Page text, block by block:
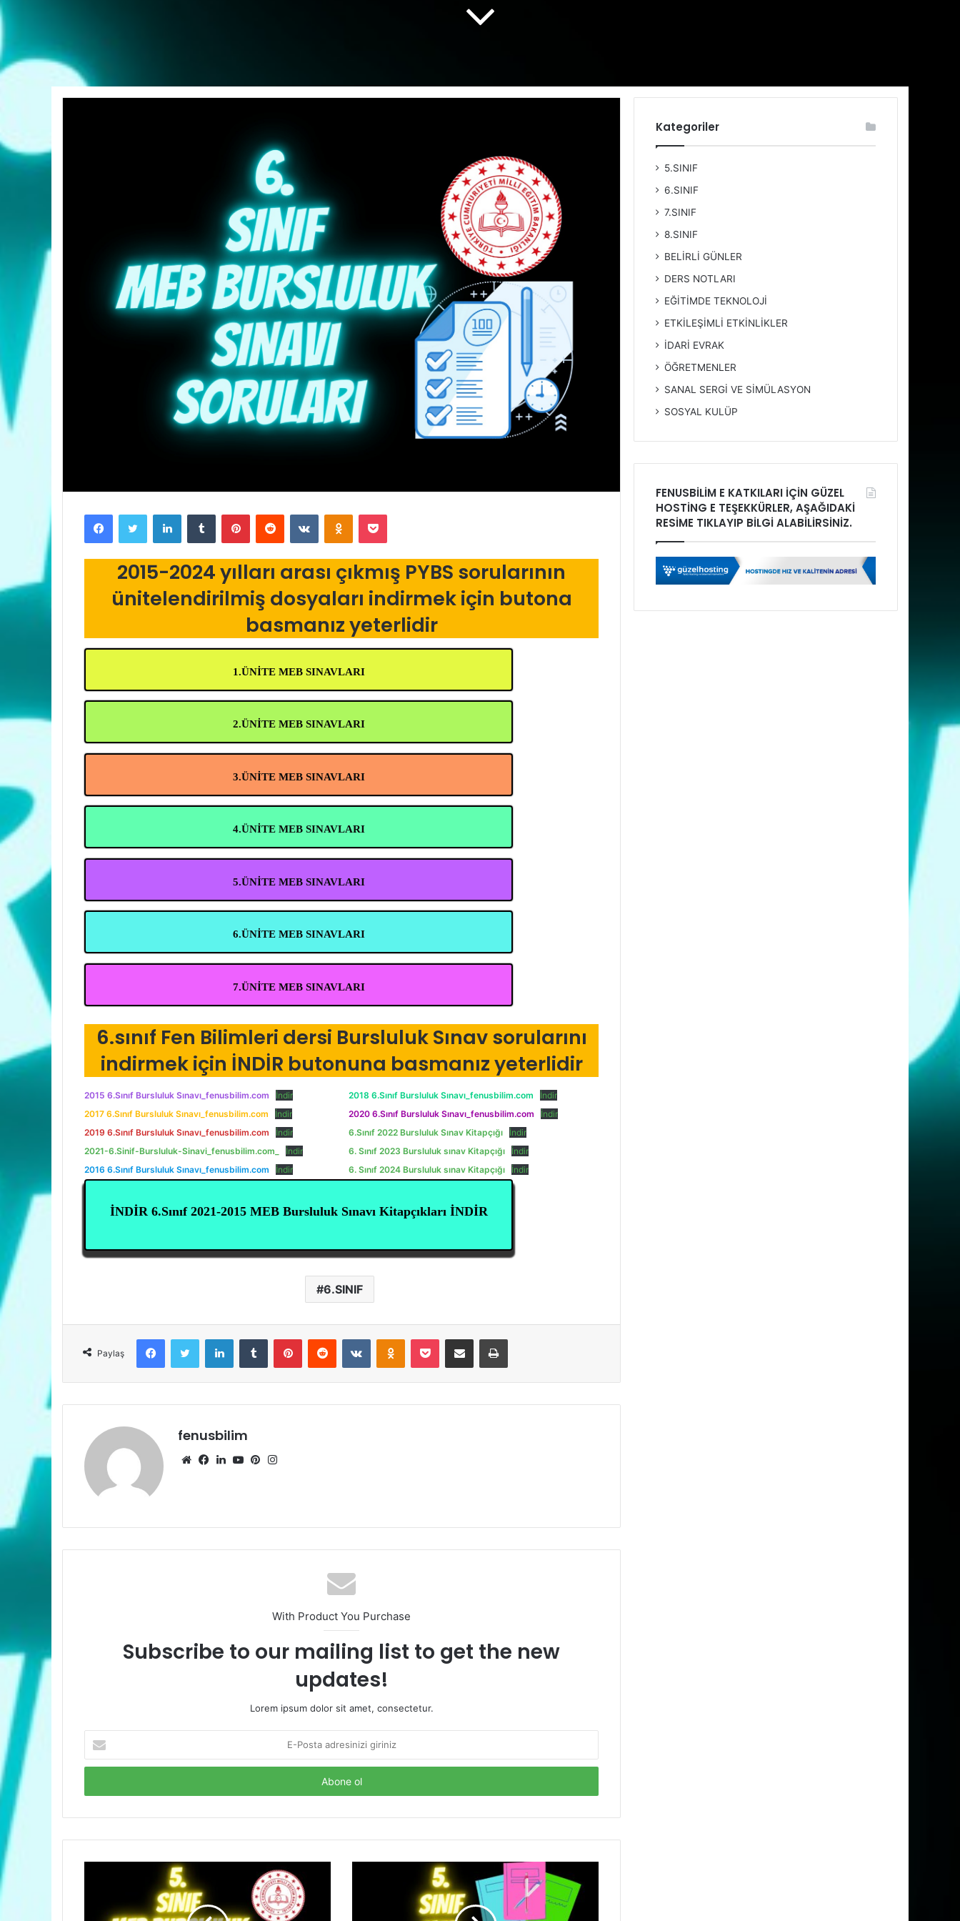
FacebookTwitter LinkedInTumblr PinterestReddit VKontakteOdnoklassniki
Pocket
2015-2024 yılları arası çıkmış PYBS sorularının
ünitelendirilmiş dosyaları indirmek için butona
basmanız yeterlidir
1.ÜNİTE MEB SINAVLARI
2.ÜNİTE MEB SINAVLARI
3.ÜNİTE MEB SINAVLARI
4.ÜNİTE MEB SINAVLARI
5.ÜNİTE MEB SINAVLARI
6.ÜNİTE MEB SINAVLARI
7.ÜNİTE MEB SINAVLARI
6.sınıf Fen Bilimleri dersi Bursluluk Sınav sorularını
indirmek için İNDİR butonuna basmanız yeterlidir
2015 6.Sınıf Bursluluk Sınavı_fenusbilim.com
İndir
2017 6.Sınıf Bursluluk Sınavı_fenusbilim.com
İndir
2019 6.Sınıf Bursluluk Sınavı_fenusbilim.com
İndir
2021-6.Sinif-Bursluluk-Sinavi_fenusbilim.com_
İndir
2016 6.Sınıf Bursluluk Sınavı_fenusbilim.com
İndir
2018 6.Sınıf Bursluluk Sınavı_fenusbilim.com
İndir
2020 6.Sınıf Bursluluk Sınavı_fenusbilim.com
İndir
6.Sınıf 2022 Bursluluk Sınav Kitapçığı
İndir
6. Sınıf 2023 Bursluluk sınav Kitapçığı
İndir
6. Sınıf 2024 Bursluluk sınav Kitapçığı
İndir
İNDİR 6.Sınıf 2021-2015 MEB Bursluluk Sınavı Kitapçıkları İNDİR
6.SINIF
Paylaş
FacebookTwitter LinkedInTumblr PinterestReddit VKontakteOdnoklassniki
Pocket E-Posta ile paylaş Yazdır
fenusbilim
Web Facebook
LinkedIn
YouTubePinterest
With Product You Purchase
Subscribe to our mailing list to get the new
updates!
Lorem ipsum dolor sit amet, consectetur.
Posta
adresinizi
Kategoriler
5.SINIF
6.SINIF
7.SINIF
8.SINIF
BELİRLİ GÜNLER
DERS NOTLARI
EĞİTİMDE TEKNOLOJİ
ETKİLEŞİMLİ ETKİNLİKLER
İDARİ EVRAK
ÖĞRETMENLER
SANAL SERGİ VE SİMÜLASYON
SOSYAL KULÜP
FENUSBİLİM E KATKILARI İÇİN GÜZEL
HOSTİNG E TEŞEKKÜRLER, AŞAĞIDAKİ
RESİME TIKLAYIP BİLGİ ALABİLİRSİNİZ.